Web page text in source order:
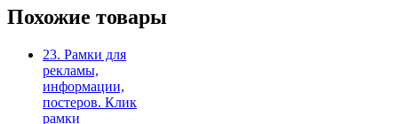
Похожие товары
23. Рамки для
рекламы,
информации,
постеров. Клик
рамки